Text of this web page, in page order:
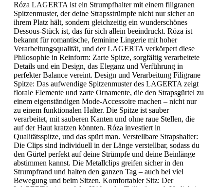
Róza LAGERTA ist ein Strumpfhalter mit einem filigranen
Spitzenmuster, der deine Strapsstrümpfe nicht nur sicher an
ihrem Platz hält, sondern gleichzeitig ein wunderschönes
Dessous-Stück ist, das für sich allein beeindruckt. Róza ist
bekannt für romantische, feminine Lingerie mit hoher
Verarbeitungsqualität, und der LAGERTA verkörpert diese
Philosophie in Reinform: Zarte Spitze, sorgfältig verarbeitete
Details und ein Design, das Eleganz und Verführung in
perfekter Balance vereint. Design und Verarbeitung Filigrane
Spitze: Das aufwendige Spitzenmuster des LAGERTA zeigt
florale Elemente und zarte Ornamente, die den Strapsgürtel zu
einem eigenständigen Mode-Accessoire machen – nicht nur
zu einem funktionalen Halter. Die Spitze ist sauber
verarbeitet, mit sauberen Kanten und ohne raue Stellen, die
auf der Haut kratzen könnten. Róza investiert in
Qualitätsspitze, und das spürt man. Verstellbare Strapshalter:
Die Clips sind individuell in der Länge verstellbar, sodass du
den Gürtel perfekt auf deine Strümpfe und deine Beinlänge
abstimmen kannst. Die Metallclips greifen sicher in den
Strumpfrand und halten den ganzen Tag – auch bei viel
Bewegung und beim Sitzen. Komfortabler Sitz: Der